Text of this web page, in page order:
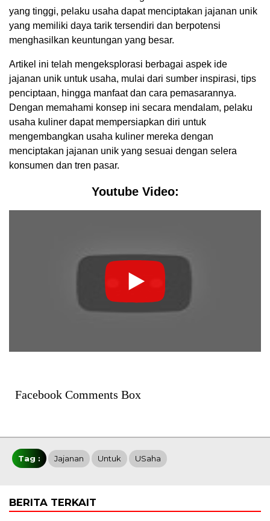
yang tinggi, pelaku usaha dapat menciptakan jajanan unik
yang memiliki daya tarik tersendiri dan berpotensi
menghasilkan keuntungan yang besar.
Artikel ini telah mengeksplorasi berbagai aspek ide
jajanan unik untuk usaha, mulai dari sumber inspirasi, tips
penciptaan, hingga manfaat dan cara pemasarannya.
Dengan memahami konsep ini secara mendalam, pelaku
usaha kuliner dapat mempersiapkan diri untuk
mengembangkan usaha kuliner mereka dengan
menciptakan jajanan unik yang sesuai dengan selera
konsumen dan tren pasar.
Youtube Video:
Facebook Comments Box
Tag : Jajanan Untuk USaha
BERITA TERKAIT